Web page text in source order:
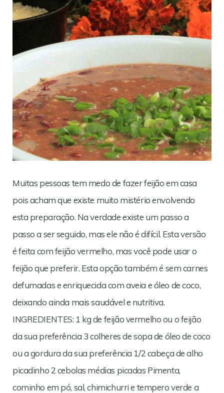
Muitas pessoas tem medo de fazer feijão em casa
pois acham que existe muito mistério envolvendo
esta preparação. Na verdade existe um passo a
passo a ser seguido, mas ele não é difícil. Esta versão
é feita com feijão vermelho, mas você pode usar o
feijão que preferir. Esta opção também é sem carnes
defumadas e enriquecida com aveia e óleo de coco,
deixando ainda mais saudável e nutritiva.
INGREDIENTES: 1 kg de feijão vermelho ou o feijão
da sua preferência 3 colheres de sopa de óleo de coco
ou a gordura da sua preferência 1/2 cabeça de alho
picadinho 2 cebolas médias picadas Pimenta,
cominho em pó, sal, chimichurri e tempero verde a